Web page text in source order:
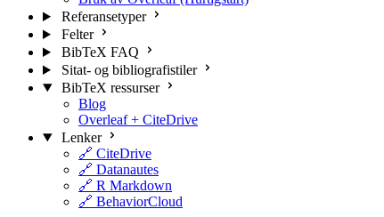
Referansetyper
Felter
BibTeX FAQ
Sitat- og bibliografistiler
BibTeX ressurser
Blog
Overleaf + CiteDrive
Lenker
🔗 CiteDrive
🔗 Datanautes
🔗 R Markdown
🔗 BehaviorCloud